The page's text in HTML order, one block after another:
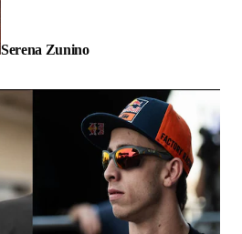
Serena Zunino